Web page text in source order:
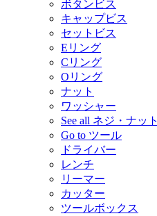
ボタンビス
キャップビス
セットビス
Eリング
Cリング
Oリング
ナット
ワッシャー
See all ネジ・ナット
Go to ツール
ドライバー
レンチ
リーマー
カッター
ツールボックス